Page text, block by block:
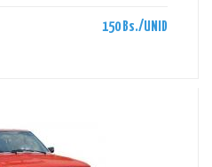
150 Bs./UNID